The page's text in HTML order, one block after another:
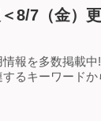
8/7（金）
報を多数掲載
るキーワード